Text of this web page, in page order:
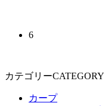
6
カテゴリーCATEGORY
カープ